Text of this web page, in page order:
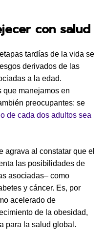
con salud
tardías de la vida se
derivados de las
a la edad.
que manejamos en
preocupantes: se
de cada dos adultos sea
agrava al constatar que el
las posibilidades de
asociadas– como
y cáncer. Es, por
acelerado de
de la obesidad,
para la salud global.